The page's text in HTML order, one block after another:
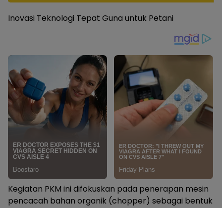
Inovasi Teknologi Tepat Guna untuk Petani
Kegiatan PKM ini difokuskan pada penerapan mesin
pencacah bahan organik (chopper) sebagai bentuk